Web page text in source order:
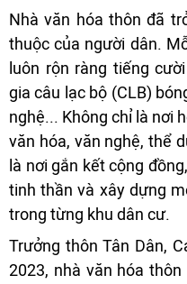
Nhà văn hóa thôn đã
thuộc của người dân.
luôn rộn ràng tiếng
gia câu lạc bộ (CLB)
nghệ... Không chỉ là nơi
văn hóa, văn nghệ, thể
là nơi gắn kết cộng
tinh thần và xây dựng
trong từng khu dân cư.
Trưởng thôn Tân Dân,
2023, nhà văn hóa